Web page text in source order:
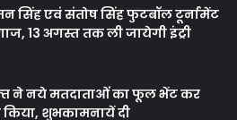
सिंह एवं संतोष सिंह फुटबॉल टूर्नामेंट
13 अगस्त तक ली जायेगी इंट्री
ने नये मतदाताओंं का फूल भेंट कर
किया, शुभकामनायें दी